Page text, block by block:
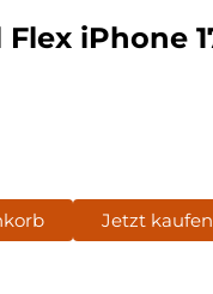
Flex iPhone
Jetzt kaufen